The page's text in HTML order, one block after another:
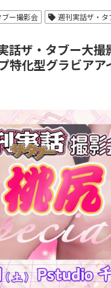
ブー撮影会 週刊実話ザ・タ
話ザ・タブー大撮
特化型グラビアア